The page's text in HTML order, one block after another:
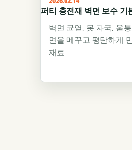
퍼티 충전재 벽면 보수 기
벽면 균열, 못 자국, 울
면을 메꾸고 평탄하게
재료